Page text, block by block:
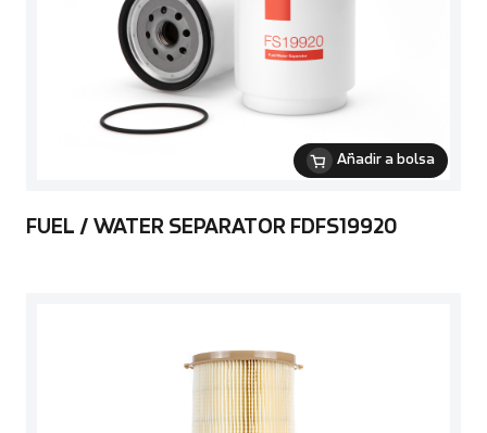
Añadir a bolsa
FUEL / WATER SEPARATOR FDFS19920